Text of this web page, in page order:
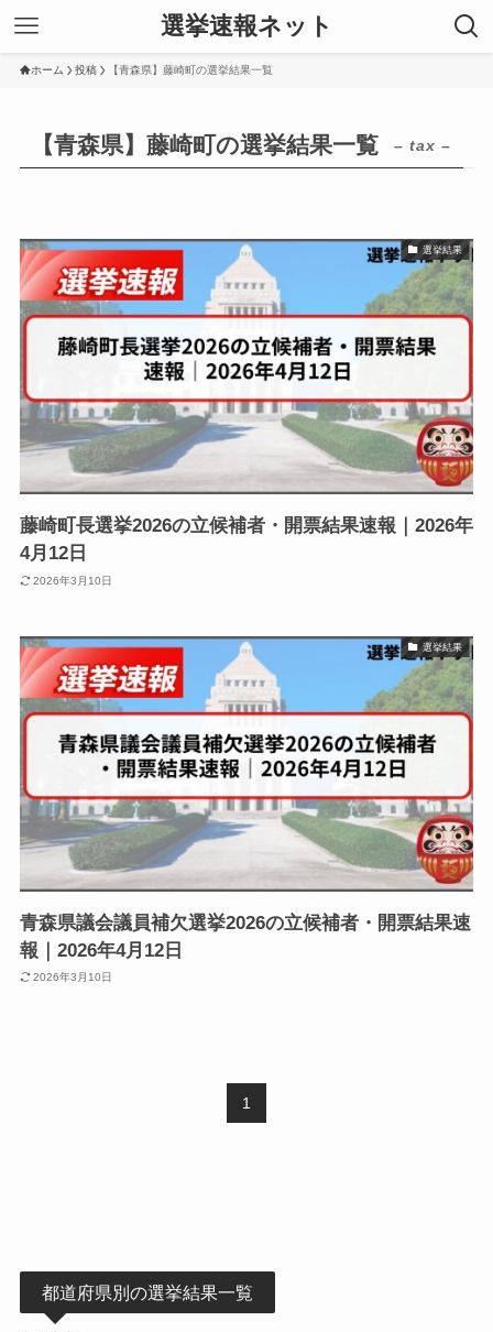
選挙速報ネット
ホーム 投稿 【青森県】藤崎町の選挙結果一覧
【青森県】藤崎町の選挙結果一覧 – tax –
選挙結果
藤崎町長選挙2026の立候補者・開票結果速報｜2026年
4月12日
2026年3月10日
選挙結果
青森県議会議員補欠選挙2026の立候補者・開票結果速
報｜2026年4月12日
2026年3月10日
1
都道府県別の選挙結果一覧